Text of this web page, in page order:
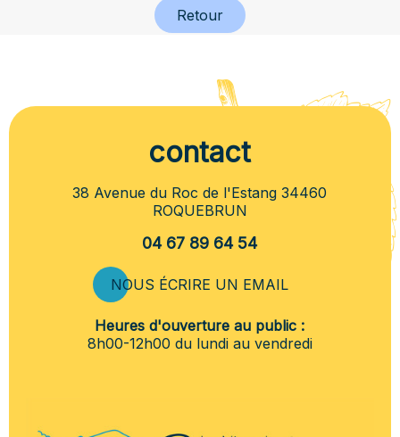
Retour
contact
38 Avenue du Roc de l'Estang 34460
ROQUEBRUN
04 67 89 64 54
NOUS ÉCRIRE UN EMAIL
Heures d'ouverture au public :
8h00-12h00 du lundi au vendredi